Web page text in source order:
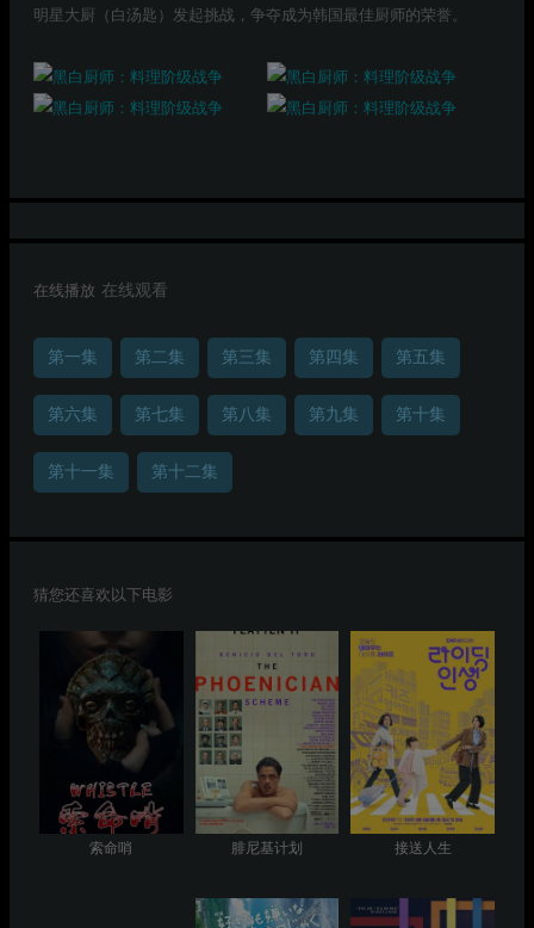
明星大厨（白汤匙）发起挑战，争夺成为韩国最佳厨师的荣誉。
在线播放 在线观看
第一集 第二集 第三集 第四集 第五集
第六集 第七集 第八集 第九集 第十集
第十一集 第十二集
猜您还喜欢以下电影
索命哨 腓尼基计划 接送人生